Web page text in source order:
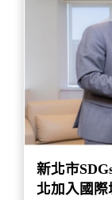
新北市
北加入國